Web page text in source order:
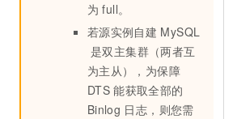
为 full。
若源实例自建 MySQL
是双主集群（两者互
为主从），为保障
DTS 能获取全部的
Binlog 日志，则您需